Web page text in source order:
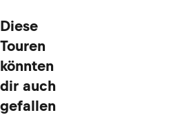
Diese
Touren
könnten
dir auch
gefallen